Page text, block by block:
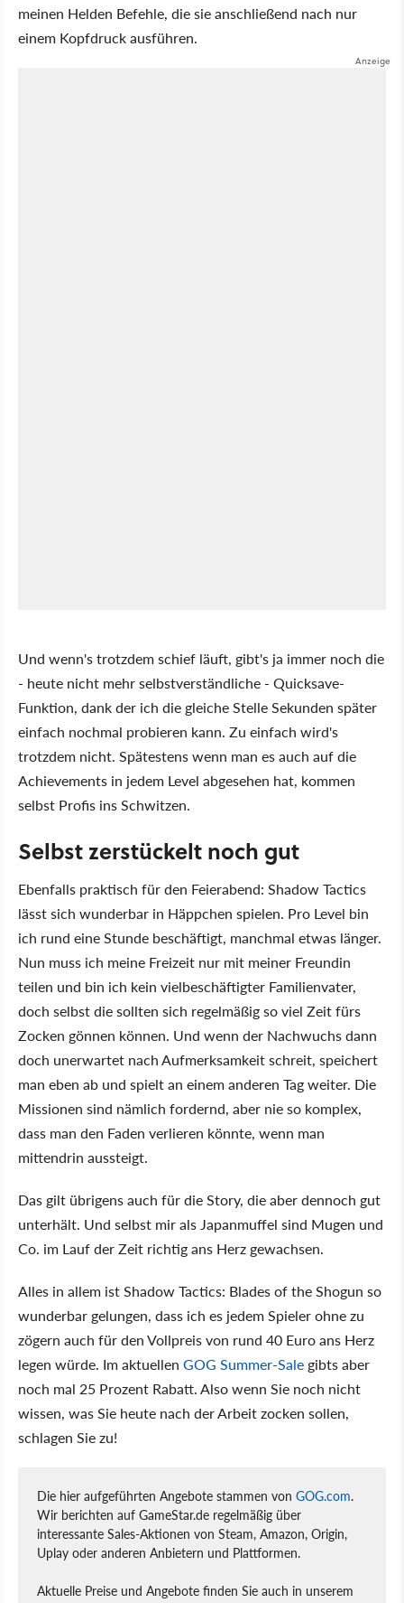
meinen Helden Befehle, die sie anschließend nach nur
einem Kopfdruck ausführen.
Und wenn's trotzdem schief läuft, gibt's ja immer noch die
- heute nicht mehr selbstverständliche - Quicksave-
Funktion, dank der ich die gleiche Stelle Sekunden später
einfach nochmal probieren kann. Zu einfach wird's
trotzdem nicht. Spätestens wenn man es auch auf die
Achievements in jedem Level abgesehen hat, kommen
selbst Profis ins Schwitzen.
Selbst zerstückelt noch gut
Ebenfalls praktisch für den Feierabend: Shadow Tactics
lässt sich wunderbar in Häppchen spielen. Pro Level bin
ich rund eine Stunde beschäftigt, manchmal etwas länger.
Nun muss ich meine Freizeit nur mit meiner Freundin
teilen und bin ich kein vielbeschäftigter Familienvater,
doch selbst die sollten sich regelmäßig so viel Zeit fürs
Zocken gönnen können. Und wenn der Nachwuchs dann
doch unerwartet nach Aufmerksamkeit schreit, speichert
man eben ab und spielt an einem anderen Tag weiter. Die
Missionen sind nämlich fordernd, aber nie so komplex,
dass man den Faden verlieren könnte, wenn man
mittendrin aussteigt.
Das gilt übrigens auch für die Story, die aber dennoch gut
unterhält. Und selbst mir als Japanmuffel sind Mugen und
Co. im Lauf der Zeit richtig ans Herz gewachsen.
Alles in allem ist Shadow Tactics: Blades of the Shogun so
wunderbar gelungen, dass ich es jedem Spieler ohne zu
zögern auch für den Vollpreis von rund 40 Euro ans Herz
legen würde. Im aktuellen GOG Summer-Sale gibts aber
noch mal 25 Prozent Rabatt. Also wenn Sie noch nicht
wissen, was Sie heute nach der Arbeit zocken sollen,
schlagen Sie zu!
Die hier aufgeführten Angebote stammen von GOG.com.
Wir berichten auf GameStar.de regelmäßig über
interessante Sales-Aktionen von Steam, Amazon, Origin,
Uplay oder anderen Anbietern und Plattformen.
Aktuelle Preise und Angebote finden Sie auch in unserem